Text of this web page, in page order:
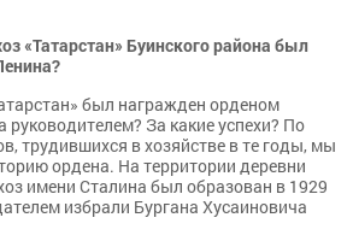
«Татарстан» Буинского района был
был награжден орденом
За какие успехи? По
трудившихся в хозяйстве в те годы, мы
ордена. На территории деревни
имени Сталина был образован в 1929
избрали Бургана Хусаиновича